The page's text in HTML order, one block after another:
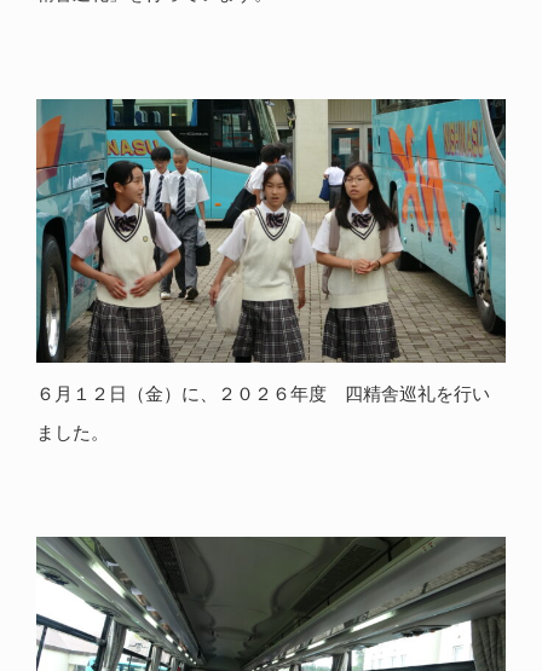
６月１２日（金）に、２０２６年度 四精舎巡礼を行い
ました。